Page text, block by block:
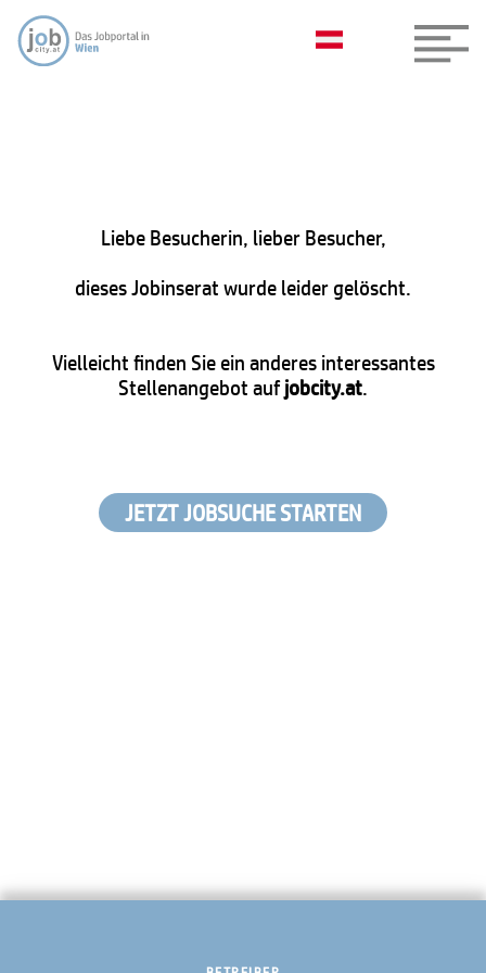
Liebe Besucherin, lieber Besucher,
dieses Jobinserat wurde leider gelöscht.
Vielleicht finden Sie ein anderes interessantes
Stellenangebot aufjobcity.at.
JETZT JOBSUCHE STARTEN